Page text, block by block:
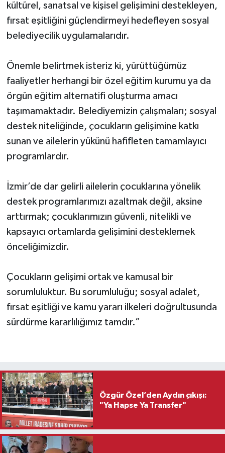
kültürel, sanatsal ve kişisel gelişimini destekleyen,
fırsat eşitliğini güçlendirmeyi hedefleyen sosyal
belediyecilik uygulamalarıdır.
Önemle belirtmek isteriz ki, yürüttüğümüz
faaliyetler herhangi bir özel eğitim kurumu ya da
örgün eğitim alternatifi oluşturma amacı
taşımamaktadır. Belediyemizin çalışmaları; sosyal
destek niteliğinde, çocukların gelişimine katkı
sunan ve ailelerin yükünü hafifleten tamamlayıcı
programlardır.
İzmir’de dar gelirli ailelerin çocuklarına yönelik
destek programlarımızı azaltmak değil, aksine
arttırmak; çocuklarımızın güvenli, nitelikli ve
kapsayıcı ortamlarda gelişimini desteklemek
önceliğimizdir.
Çocukların gelişimi ortak ve kamusal bir
sorumluluktur. Bu sorumluluğu; sosyal adalet,
fırsat eşitliği ve kamu yararı ilkeleri doğrultusunda
sürdürme kararlılığımız tamdır.”
Özgür Özel’den Aydın çıkışı:
"Ya Hapse Ya Transfer"